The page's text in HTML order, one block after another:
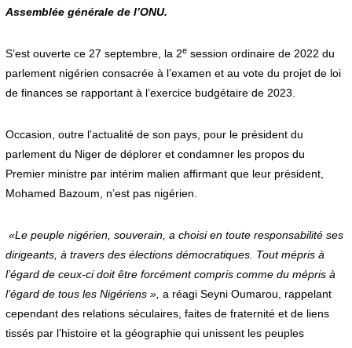
r
0
2
Assemblée générale de l’ONU.
S’est ouverte ce 27 septembre, la 2esession ordinaire de 2022 du
parlement nigérien consacrée à l’examen et au vote du projet de loi
de finances se rapportant à l’exercice budgétaire de 2023.
Occasion, outre l’actualité de son pays, pour le président du
parlement du Niger de déplorer et condamner les propos du
Premier ministre par intérim malien affirmant que leur président,
Mohamed Bazoum, n’est pas nigérien.
«Le peuple nigérien, souverain, a choisi en toute responsabilité ses
dirigeants, à travers des élections démocratiques. Tout mépris à
l’égard de ceux-ci doit être forcément compris comme du mépris à
l’égard de tous les Nigériens », a réagi Seyni Oumarou, rappelant
cependant des relations séculaires, faites de fraternité et de liens
tissés par l’histoire et la géographie qui unissent les peuples